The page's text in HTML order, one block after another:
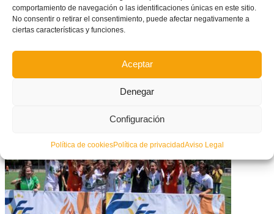
comportamiento de navegación o las identificaciones únicas en este sitio.
No consentir o retirar el consentimiento, puede afectar negativamente a
ciertas características y funciones.
Aceptar
Denegar
Configuración
Política de cookiesPolítica de privacidadAviso Legal
CONVOCATORIA OFICIAL: Esta es la Selecció Valenciana Valenta sub19